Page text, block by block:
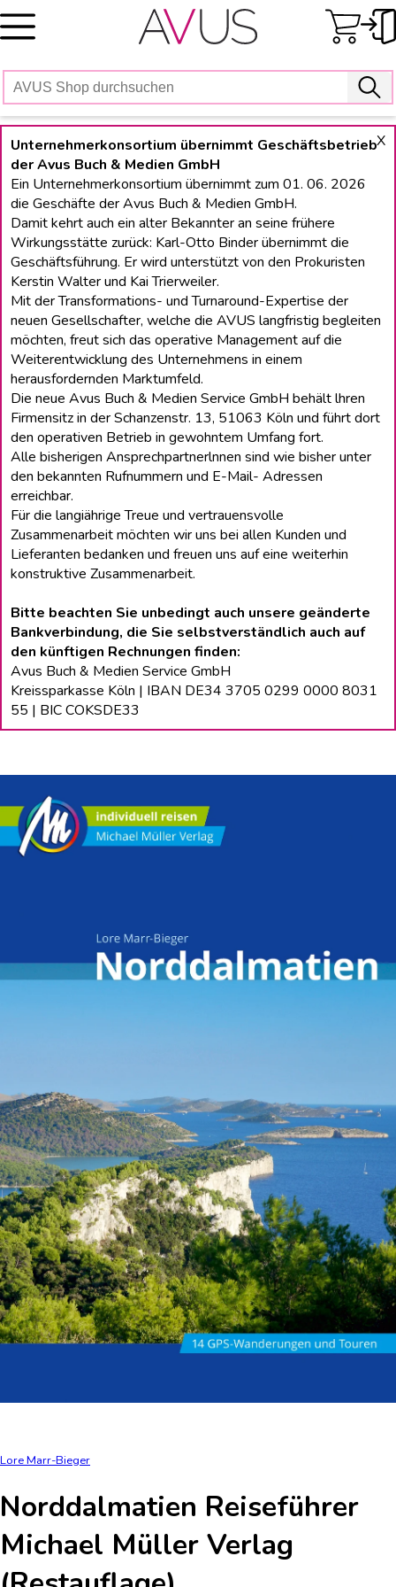
Skip
to
X
Unternehmerkonsortium übernimmt Geschäftsbetrieb
der Avus Buch & Medien GmbH
Ein Unternehmerkonsortium übernimmt zum 01. 06. 2026
die Geschäfte der Avus Buch & Medien GmbH.
Damit kehrt auch ein alter Bekannter an seine frühere
Wirkungsstätte zurück: Karl-Otto Binder übernimmt die
Geschäftsführung. Er wird unterstützt von den Prokuristen
Kerstin Walter und Kai Trierweiler.
Mit der Transformations- und Turnaround-Expertise der
neuen Gesellschafter, welche die AVUS langfristig begleiten
möchten, freut sich das operative Management auf die
Weiterentwicklung des Unternehmens in einem
herausfordernden Marktumfeld.
Die neue Avus Buch & Medien Service GmbH behält lhren
Firmensitz in der Schanzenstr. 13, 51063 Köln und führt dort
den operativen Betrieb in gewohntem Umfang fort.
Alle bisherigen Ansprechpartnerlnnen sind wie bisher unter
den bekannten Rufnummern und E-Mail- Adressen
erreichbar.
Für die langiährige Treue und vertrauensvolle
Zusammenarbeit möchten wir uns bei allen Kunden und
Lieferanten bedanken und freuen uns auf eine weiterhin
konstruktive Zusammenarbeit.
Bitte beachten Sie unbedingt auch unsere geänderte
Bankverbindung, die Sie selbstverständlich auch auf
den künftigen Rechnungen finden:
Avus Buch & Medien Service GmbH
Kreissparkasse Köln | IBAN DE34 3705 0299 0000 8031
55 | BIC COKSDE33
Lore Marr-Bieger
Norddalmatien Reiseführer
Michael Müller Verlag